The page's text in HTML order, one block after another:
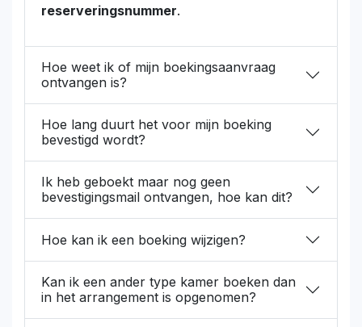
reserveringsnummer.
Hoe weet ik of mijn boekingsaanvraag
ontvangen is?
Hoe lang duurt het voor mijn boeking
bevestigd wordt?
Ik heb geboekt maar nog geen
bevestigingsmail ontvangen, hoe kan dit?
Hoe kan ik een boeking wijzigen?
Kan ik een ander type kamer boeken dan
in het arrangement is opgenomen?